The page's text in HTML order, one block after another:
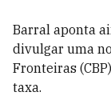
Barral aponta
divulgar uma
Fronteiras
taxa.